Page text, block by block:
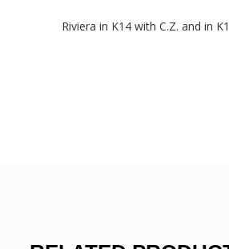
Riviera in K14 with C.Z. and in